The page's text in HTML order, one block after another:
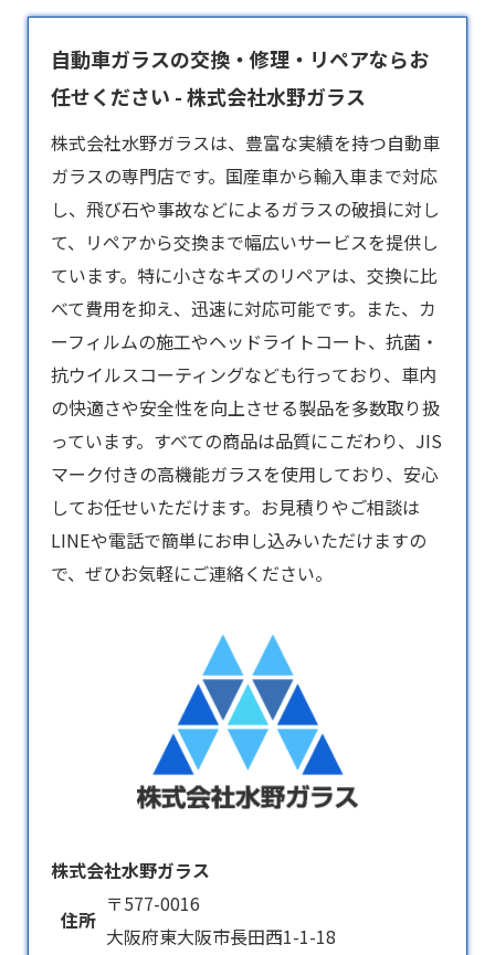
自動車ガラスの交換・修理・リペアならお
任せください - 株式会社水野ガラス
株式会社水野ガラスは、豊富な実績を持つ自動車
ガラスの専門店です。国産車から輸入車まで対応
し、飛び石や事故などによるガラスの破損に対し
て、リペアから交換まで幅広いサービスを提供し
ています。特に小さなキズのリペアは、交換に比
べて費用を抑え、迅速に対応可能です。また、カ
ーフィルムの施工やヘッドライトコート、抗菌・
抗ウイルスコーティングなども行っており、車内
の快適さや安全性を向上させる製品を多数取り扱
っています。すべての商品は品質にこだわり、JIS
マーク付きの高機能ガラスを使用しており、安心
してお任せいただけます。お見積りやご相談は
LINEや電話で簡単にお申し込みいただけますの
で、ぜひお気軽にご連絡ください。
株式会社水野ガラス
住所
〒577-0016
大阪府東大阪市長田西1-1-18